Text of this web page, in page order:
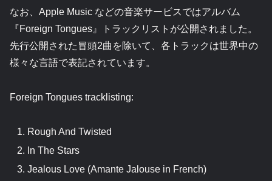
なお、Apple Music などの音楽サービスではアルバム
『Foreign Tongues』トラックリストが公開されました。
先行公開された冒頭2曲を除いて、各トラックは世界中の
様々な言語で表記されています。
Foreign Tongues tracklisting:
Rough And Twisted
In The Stars
Jealous Love (Amante Jalouse in French)